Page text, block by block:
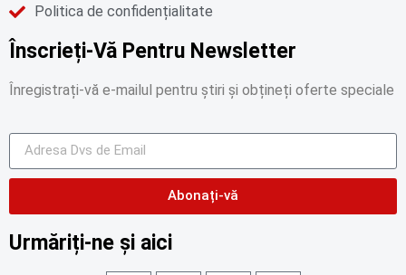
Politica de confidențialitate
Înscrieți-Vă Pentru Newsletter
Înregistrați-vă e-mailul pentru știri și obțineți oferte speciale
Abonați-vă
Urmăriți-ne și aici